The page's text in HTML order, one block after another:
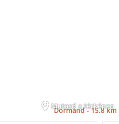
Mutasd a térképen
Dormánd -15.8 km